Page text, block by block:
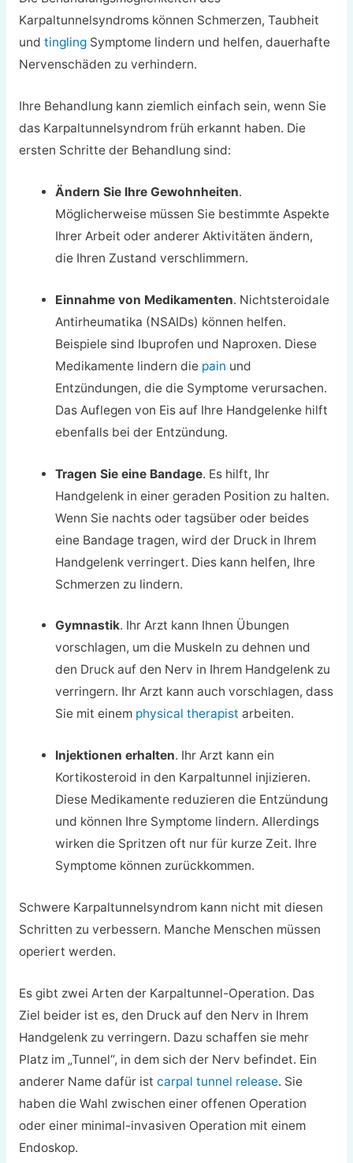
Karpaltunnelsyndroms können Schmerzen, Taubheit
und tinglingSymptome lindern und helfen, dauerhafte
Nervenschäden zu verhindern.
Ihre Behandlung kann ziemlich einfach sein, wenn Sie
das Karpaltunnelsyndrom früh erkannt haben. Die
ersten Schritte der Behandlung sind:
Ändern Sie Ihre Gewohnheiten.
Möglicherweise müssen Sie bestimmte Aspekte
Ihrer Arbeit oder anderer Aktivitäten ändern,
die Ihren Zustand verschlimmern.
Einnahme von Medikamenten. Nichtsteroidale
Antirheumatika (NSAIDs) können helfen.
Beispiele sind Ibuprofen und Naproxen. Diese
Medikamente lindern die pain und
Entzündungen, die die Symptome verursachen.
Das Auflegen von Eis auf Ihre Handgelenke hilft
ebenfalls bei der Entzündung.
Tragen Sie eine Bandage. Es hilft, Ihr
Handgelenk in einer geraden Position zu halten.
Wenn Sie nachts oder tagsüber oder beides
eine Bandage tragen, wird der Druck in Ihrem
Handgelenk verringert. Dies kann helfen, Ihre
Schmerzen zu lindern.
Gymnastik. Ihr Arzt kann Ihnen Übungen
vorschlagen, um die Muskeln zu dehnen und
den Druck auf den Nerv in Ihrem Handgelenk zu
verringern. Ihr Arzt kann auch vorschlagen, dass
Sie mit einem physical therapist arbeiten.
Injektionen erhalten. Ihr Arzt kann ein
Kortikosteroid in den Karpaltunnel injizieren.
Diese Medikamente reduzieren die Entzündung
und können Ihre Symptome lindern. Allerdings
wirken die Spritzen oft nur für kurze Zeit. Ihre
Symptome können zurückkommen.
Schwere Karpaltunnelsyndrom kann nicht mit diesen
Schritten zu verbessern. Manche Menschen müssen
operiert werden.
Es gibt zwei Arten der Karpaltunnel-Operation. Das
Ziel beider ist es, den Druck auf den Nerv in Ihrem
Handgelenk zu verringern. Dazu schaffen sie mehr
Platz im „Tunnel“, in dem sich der Nerv befindet. Ein
anderer Name dafür ist carpal tunnel release. Sie
haben die Wahl zwischen einer offenen Operation
oder einer minimal-invasiven Operation mit einem
Endoskop.